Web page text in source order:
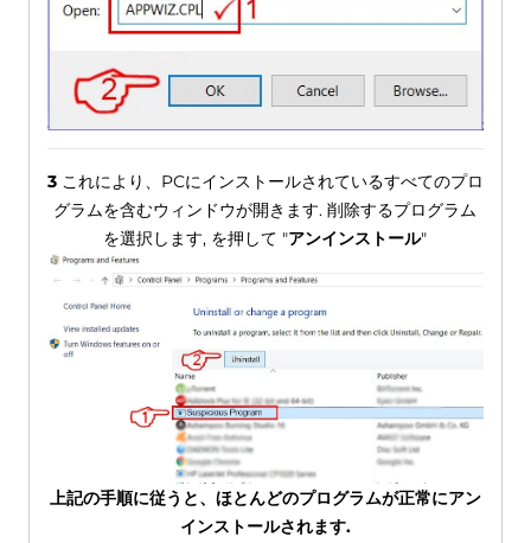
3これにより、PCにインストールされているすべてのプロ
グラムを含むウィンドウが開きます. 削除するプログラム
を選択します, を押して "アンインストール"
上記の手順に従うと、ほとんどのプログラムが正常にアン
インストールされます.